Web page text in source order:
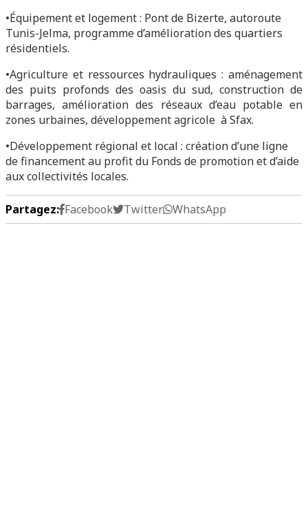
•Équipement et logement : Pont de Bizerte, autoroute
Tunis-Jelma, programme d’amélioration des quartiers
résidentiels.
•Agriculture et ressources hydrauliques : aménagement
des puits profonds des oasis du sud, construction de
barrages, amélioration des réseaux d’eau potable en
zones urbaines, développement agricole à Sfax.
•Développement régional et local : création d’une ligne
de financement au profit du Fonds de promotion et d’aide
aux collectivités locales.
Partagez: Facebook Twitter WhatsApp